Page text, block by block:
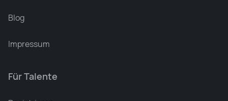
Blog
Impressum
Für Talente